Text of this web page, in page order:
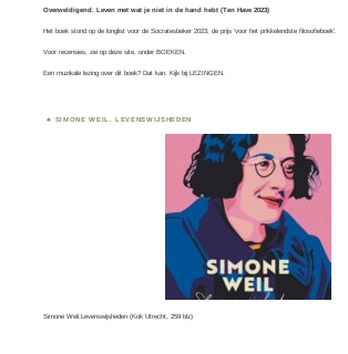
Overweldigend. Leven met wat je niet in de hand hebt (Ten Have 2023)
Het boek stond op de longlist voor deSocratesbeker 2023, de prijs ‘voor het prikkelendste filosofieboek’.
Voor recensies, zie op deze site, onderBOEKEN
Een muzikale lezing over dit boek? Dat kan. Kijk bijLEZINGEN.
SIMONE WEIL. LEVENSWIJSHEDEN
Simone Weil.Levenswijsheden (Kok Utrecht, 259 blz)